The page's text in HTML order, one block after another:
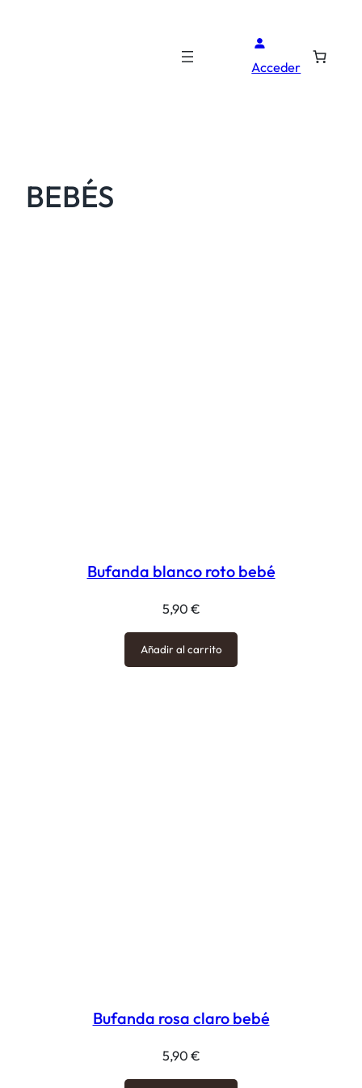
Acceder
BEBÉS
Bufanda blanco roto bebé
5,90 €
Añadir al carrito
Bufanda rosa claro bebé
5,90 €